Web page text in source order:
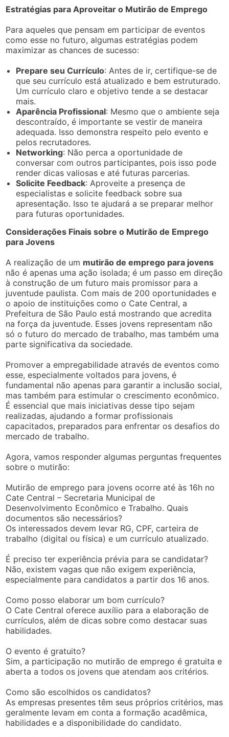
Estratégias para Aproveitar o Mutirão de Emprego
Para aqueles que pensam em participar de eventos
como esse no futuro, algumas estratégias podem
maximizar as chances de sucesso:
Prepare seu Currículo: Antes de ir, certifique-se de
que seu currículo está atualizado e bem estruturado.
Um currículo claro e objetivo tende a se destacar
mais.
Aparência Profissional: Mesmo que o ambiente seja
descontraído, é importante se vestir de maneira
adequada. Isso demonstra respeito pelo evento e
pelos recrutadores.
Networking: Não perca a oportunidade de
conversar com outros participantes, pois isso pode
render dicas valiosas e até futuras parcerias.
Solicite Feedback: Aproveite a presença de
especialistas e solicite feedback sobre sua
apresentação. Isso te ajudará a se preparar melhor
para futuras oportunidades.
Considerações Finais sobre o Mutirão de Emprego
para Jovens
A realização de um mutirão de emprego para jovens
não é apenas uma ação isolada; é um passo em direção
à construção de um futuro mais promissor para a
juventude paulista. Com mais de 200 oportunidades e
o apoio de instituições como o Cate Central, a
Prefeitura de São Paulo está mostrando que acredita
na força da juventude. Esses jovens representam não
só o futuro do mercado de trabalho, mas também uma
parte significativa da sociedade.
Promover a empregabilidade através de eventos como
esse, especialmente voltados para jovens, é
fundamental não apenas para garantir a inclusão social,
mas também para estimular o crescimento econômico.
É essencial que mais iniciativas desse tipo sejam
realizadas, ajudando a formar profissionais
capacitados, preparados para enfrentar os desafios do
mercado de trabalho.
Agora, vamos responder algumas perguntas frequentes
sobre o mutirão:
Mutirão de emprego para jovens ocorre até às 16h no
Cate Central – Secretaria Municipal de
Desenvolvimento Econômico e Trabalho. Quais
documentos são necessários?
Os interessados devem levar RG, CPF, carteira de
trabalho (digital ou física) e um currículo atualizado.
É preciso ter experiência prévia para se candidatar?
Não, existem vagas que não exigem experiência,
especialmente para candidatos a partir dos 16 anos.
Como posso elaborar um bom currículo?
O Cate Central oferece auxílio para a elaboração de
currículos, além de dicas sobre como destacar suas
habilidades.
O evento é gratuito?
Sim, a participação no mutirão de emprego é gratuita e
aberta a todos os jovens que atendam aos critérios.
Como são escolhidos os candidatos?
As empresas presentes têm seus próprios critérios, mas
geralmente levam em conta a formação acadêmica,
habilidades e a disponibilidade do candidato.